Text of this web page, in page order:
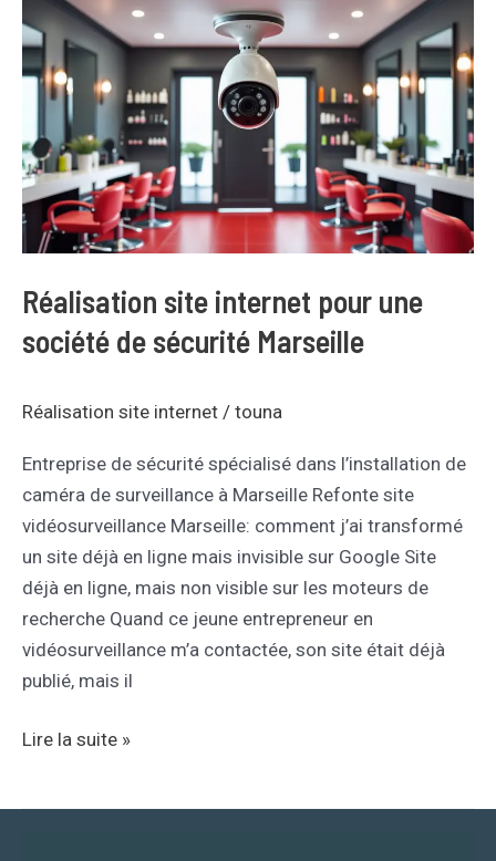
Réalisation site internet pour une
société de sécurité Marseille
Réalisation site internet / touna
Entreprise de sécurité spécialisé dans l’installation de
caméra de surveillance à Marseille Refonte site
vidéosurveillance Marseille: comment j’ai transformé
un site déjà en ligne mais invisible sur Google Site
déjà en ligne, mais non visible sur les moteurs de
recherche Quand ce jeune entrepreneur en
vidéosurveillance m’a contactée, son site était déjà
publié, mais il
Réalisation
site
internet
pour
une
société
de
sécurité
Marseille
Lire la suite »